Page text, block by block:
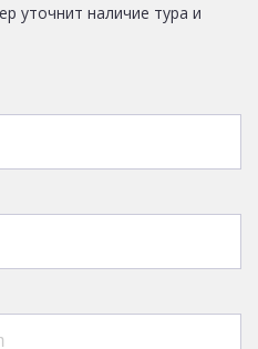
уточнит наличие тура и